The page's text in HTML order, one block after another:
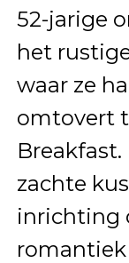
52-jarige
het
waar ze
omtovert
zachte
inrichting